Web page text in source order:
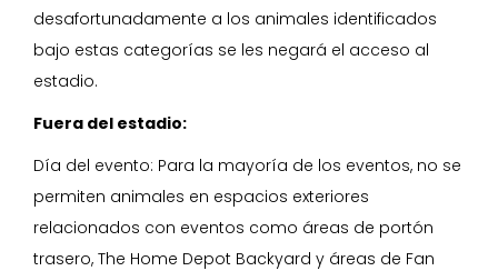
desafortunadamente a los animales identificados
bajo estas categorías se les negará el acceso al
estadio.
Fuera del estadio:
Día del evento: Para la mayoría de los eventos, no se
permiten animales en espacios exteriores
relacionados con eventos como áreas de portón
trasero, The Home Depot Backyard y áreas de Fan